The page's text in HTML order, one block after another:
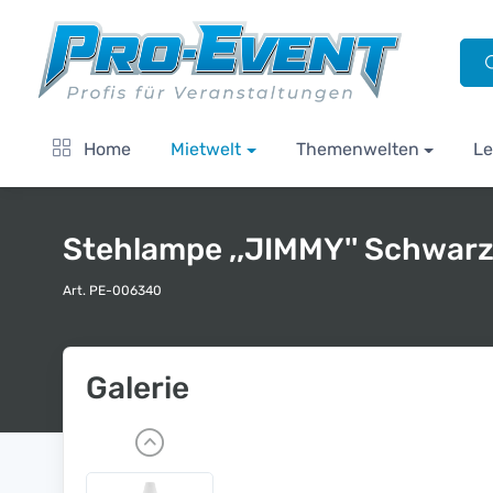
Home Mietwelt Themenwelten
Stehlampe ,,JIMMY'' Schwarz
Art. PE-006340
Galerie
P
r